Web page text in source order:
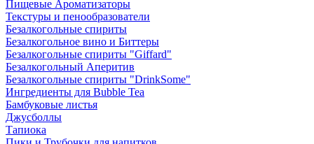
Пищевые Ароматизаторы
Текстуры и пенообразователи
Безалкогольные спириты
Безалкогольное вино и Биттеры
Безалкогольные спириты "Giffard"
Безалкогольный Аперитив
Безалкогольные спириты "DrinkSome"
Ингредиенты для Bubble Tea
Бамбуковые листья
Джусболлы
Тапиока